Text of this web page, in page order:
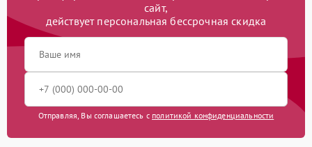
сайт,
действует персональная бессрочная скидка
Отправляя, Вы соглашаетесь с политикой конфиденциальности